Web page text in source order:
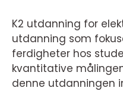
K2 utdanning for
utdanning som
ferdigheter hos
kvantitative
denne utdanningen